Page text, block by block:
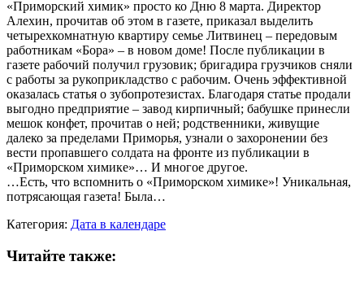
«Приморский химик» просто ко Дню 8 марта. Директор
Алехин, прочитав об этом в газете, приказал выделить
четырехкомнатную квартиру семье Литвинец – передовым
работникам «Бора» – в новом доме! После публикации в
газете рабочий получил грузовик; бригадира грузчиков сняли
с работы за рукоприкладство с рабочим. Очень эффективной
оказалась статья о зубопротезистах. Благодаря статье продали
выгодно предприятие – завод кирпичный; бабушке принесли
мешок конфет, прочитав о ней; родственники, живущие
далеко за пределами Приморья, узнали о захоронении без
вести пропавшего солдата на фронте из публикации в
«Приморском химике»… И многое другое.
…Есть, что вспомнить о «Приморском химике»! Уникальная,
потрясающая газета! Была…
Категория: Дата в календаре
Читайте также: